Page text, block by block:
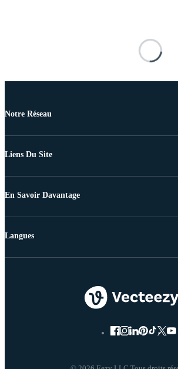
Notre Réseau
Liens Du Site
En Savoir Davantage
Langues